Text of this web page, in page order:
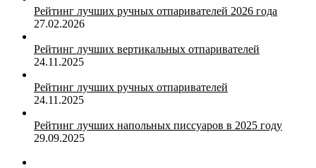
Рейтинг лучших ручных отпаривателей 2026 года
27.02.2026
Рейтинг лучших вертикальных отпаривателей
24.11.2025
Рейтинг лучших ручных отпаривателей
24.11.2025
Рейтинг лучших напольных писсуаров в 2025 году
29.09.2025